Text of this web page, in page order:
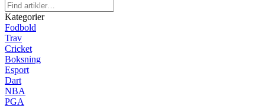
Kategorier
Fodbold
Trav
Cricket
Boksning
Esport
Dart
NBA
PGA